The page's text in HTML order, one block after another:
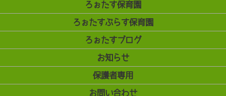
ろぉたす保育園
ろぉたすぷらす保育園
ろぉたすブログ
お知らせ
保護者専用
お問い合わせ